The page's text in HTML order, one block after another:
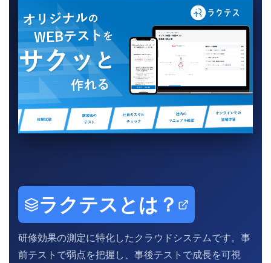
ラクテスとは？
研修効果の測定に特化したクラウドシステムです。事
前テストで弱点を把握し、事後テストで成長を可視